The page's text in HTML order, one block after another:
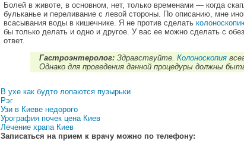
Болей в животе, в основном, нет, только временами — когда
бульканье и переливание с левой стороны. По описанию, мне
всасывания воды в кишечнике. Я не против сделать
бы только делать и одно и другое. У вас ее можно сделать с
ответ.
Гастроэнтеролог: Здравствуйте. Колоноскопия
Однако для проведения данной процедуры должны
В ухе как будто лопаются пузырьки
Рэг
Узи в Киеве недорого
Урография почек цена Киев
Лечение храпа Киев
Записаться на прием к врачу можно по телефону: